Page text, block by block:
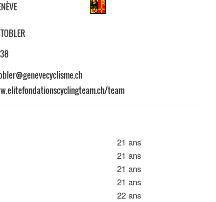
team
21 ans
21 ans
21 ans
21 ans
22 ans